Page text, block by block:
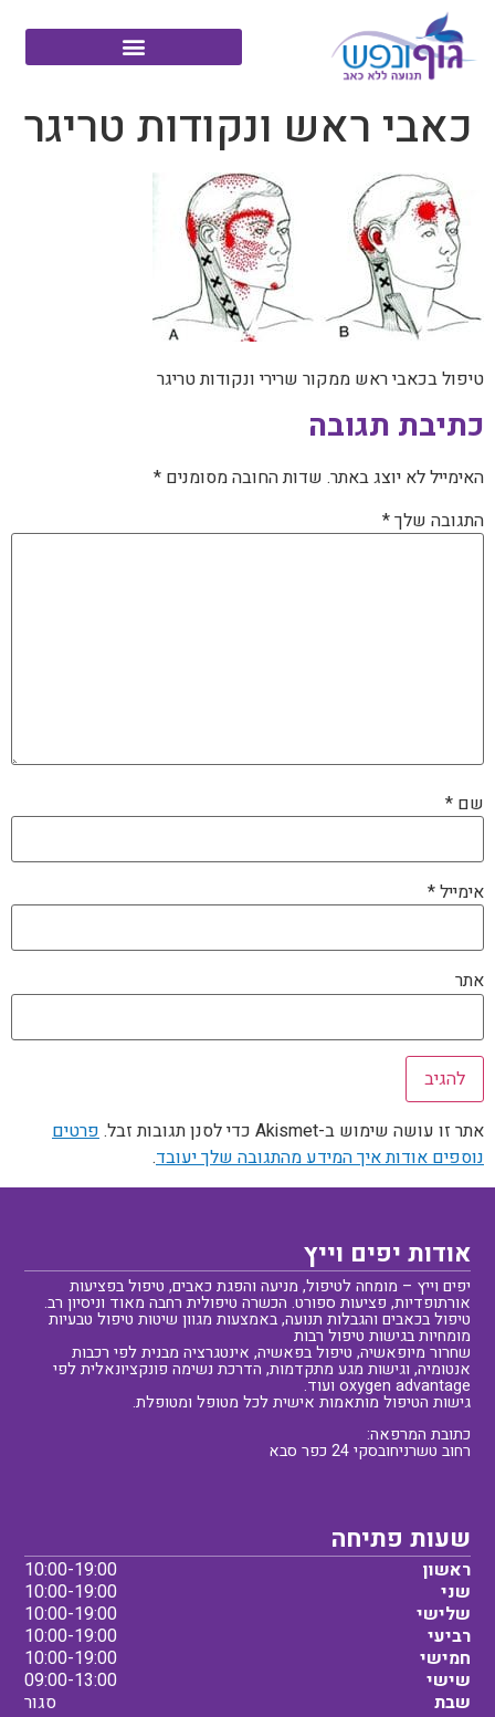
כאבי ראש ונקודות טריגר
טיפול בכאבי ראש ממקור שרירי ונקודות טריגר
כתיבת תגובה
האימייל לא יוצג באתר. שדות החובה מסומנים *
התגובה שלך*
שם *
אימייל*
אתר
אתר זו עושה שימוש ב-Akismet כדי לסנן תגובות זבל.
פרטים
נוספים אודות איך המידע מהתגובה שלך יעובד.
אודות יפים וייץ
יפים וייץ – מומחה לטיפול, מניעה והפגת כאבים, טיפול בפציעות
אורתופדיות, פציעות ספורט. הכשרה טיפולית רחבה מאוד וניסיון רב.
טיפול בכאבים והגבלות תנועה, באמצעות מגוון שיטות טיפול טבעיות
מומחיות בגישות טיפול רבות
שחרור מיופאשיה, טיפול בפאשיה, אינטגרציה מבנית לפי רכבות
אנטומיה, וגישות מגע מתקדמות, הדרכת נשימה פונקציונאלית לפי
oxygen advantage ועוד.
גישות הטיפול מותאמות אישית לכל מטופל ומטופלת.
כתובת המרפאה:
רחוב טשרניחובסקי 24 כפר סבא
שעות פתיחה
ראשון
10:00-19:00
שני
10:00-19:00
שלישי
10:00-19:00
רביעי
10:00-19:00
חמישי
10:00-19:00
שישי
09:00-13:00
שבת
סגור